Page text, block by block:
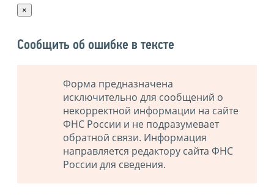
×
Сообщить об ошибке в тексте
Форма предназначена
исключительно для сообщений о
некорректной информации на сайте
ФНС России и не подразумевает
обратной связи. Информация
направляется редактору сайта ФНС
России для сведения.